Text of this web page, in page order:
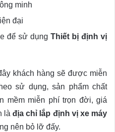
minh
đại
để sử dụng Thiết bị định vị
khách hàng sẽ được miễn
sử dụng, sản phẩm chất
mềm miễn phí trọn đời, giá
làđịa chỉ lắp định vị xe máy
nên bỏ lỡ đấy.